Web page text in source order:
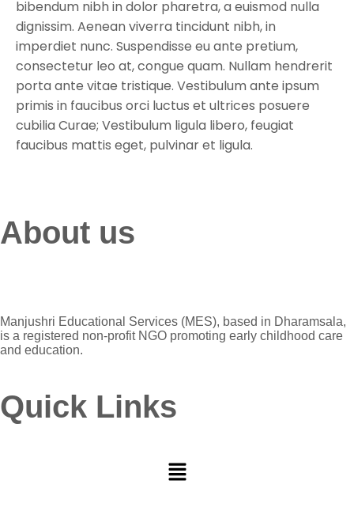
bibendum nibh in dolor pharetra, a euismod nulla
dignissim. Aenean viverra tincidunt nibh, in
imperdiet nunc. Suspendisse eu ante pretium,
consectetur leo at, congue quam. Nullam hendrerit
porta ante vitae tristique. Vestibulum ante ipsum
primis in faucibus orci luctus et ultrices posuere
cubilia Curae; Vestibulum ligula libero, feugiat
faucibus mattis eget, pulvinar et ligula.
About us
Manjushri Educational Services (MES), based in Dharamsala,
is a registered non-profit NGO promoting early childhood care
and education.
Quick Links
Menu